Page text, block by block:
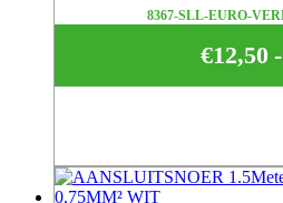
8367-SLL-EURO-
-
€12,50